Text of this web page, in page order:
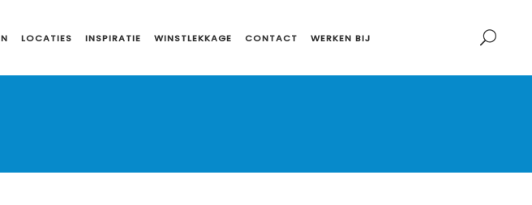
LOCATIES INSPIRATIE WINSTLEKKAGE CONTACT WERKEN BIJ